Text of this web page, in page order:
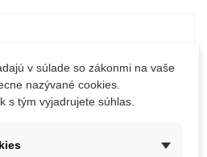
Marec
Slnečné
v súlade so zákonmi na vaše
nazývané cookies.
s tým vyjadrujete súhlas.